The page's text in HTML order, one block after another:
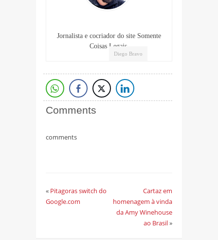
Diego Bravo
Jornalista e cocriador do site Somente
Coisas Legais.
Comments
comments
« Pitagoras switch do
Google.com
Cartaz em
homenagem à vinda
da Amy Winehouse
ao Brasil»